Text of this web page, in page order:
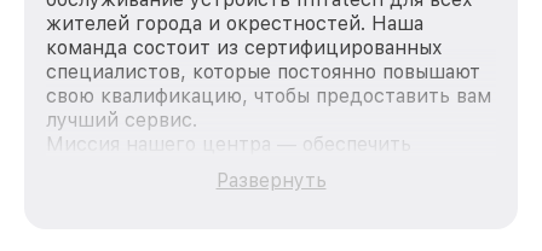
жителей города и окрестностей. Наша
команда состоит из сертифицированных
специалистов, которые постоянно повышают
свою квалификацию, чтобы предоставить вам
лучший сервис.
Миссия нашего центра — обеспечить
качественный и доступный ремонт для
каждого пользователя продукции Infratech,
Развернуть